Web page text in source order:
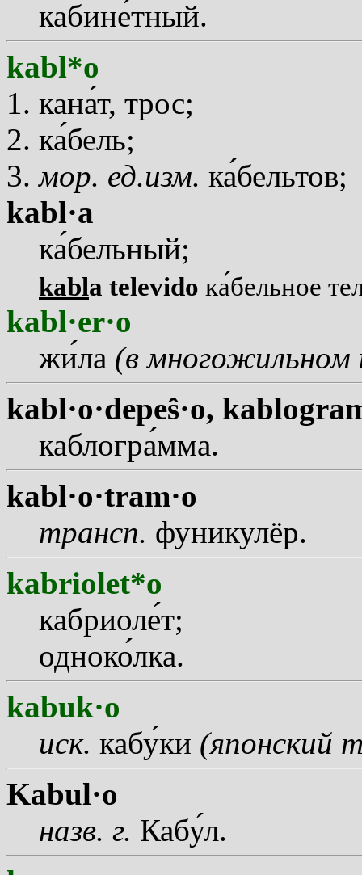
кабинетный.
kabl*o
канат, трос;
кабель;
мор. ед.изм. кабельтов;
kabl·a
кабельный;
kabla televido кабельное
kabl·er·o
жила (в многожильном
kabl·o·depeŝ·o,
каблограмма.
kabl·o·tram·o
трансп. фуникулёр.
kabriolet*o
кабриолет;
одноколка.
kabuk·o
иск. кабуки (японский
Kabul·o
назв. г. Кабул.